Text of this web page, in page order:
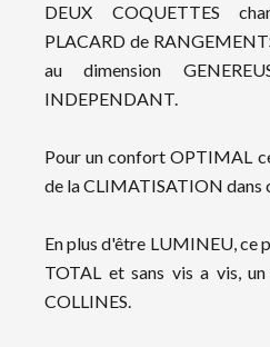
DEUX COQUETTES
PLACARD de
au dimension
INDEPENDANT.
Pour un confort OPTIMAL
de la CLIMATISATION dans
En plus d'être LUMINEU, ce
TOTAL et sans vis a vis,
COLLINES.